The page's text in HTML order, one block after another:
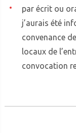
par écrit ou
j’aurais été
convenance
locaux de
convocation